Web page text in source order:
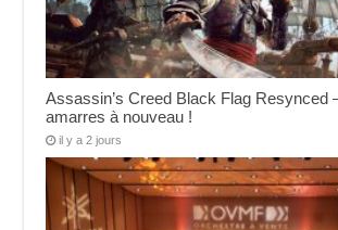
Assassin’s Creed Black Flag Resynced
amarres à nouveau !
il y a 2 jours